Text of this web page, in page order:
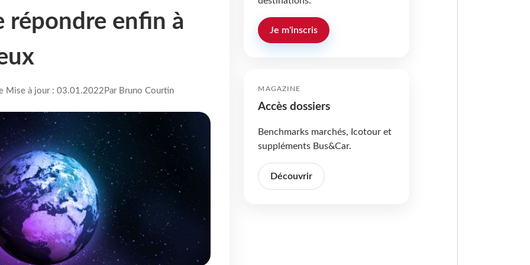
répondre enfin à
Mise à jour : 03.01.2022 Par Bruno Courtin
Je m'inscris
MAGAZINE
Accès dossiers
Benchmarks marchés, Icotour et
suppléments Bus&Car.
Découvrir